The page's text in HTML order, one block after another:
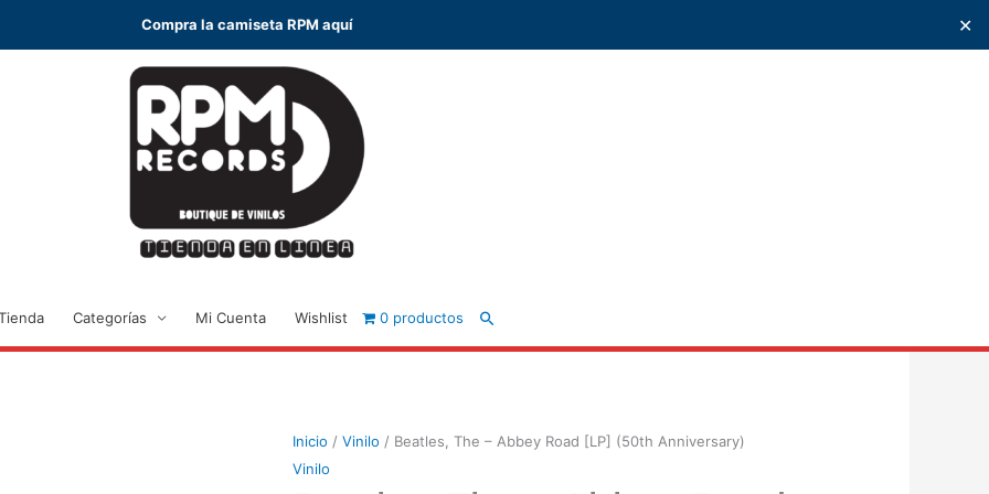
Compra la camiseta RPM aquí ✕
Categorías Mi Cuenta Wishlist 0 productos Buscar
Inicio /Vinilo / Beatles, The – Abbey Road [LP] (50th Anniversary)
Vinilo